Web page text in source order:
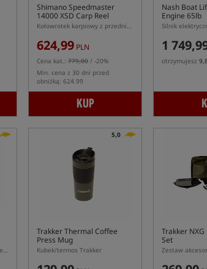
Shimano Speedmaster
14000 XSD Carp Reel
Kołowrotek karpiowy z przednim hamulcem
624,99 PLN
Cena kat.: 779,00 / -20%
Min. cena z 30 dni przed
obniżką: 624.99
KUP
Nash Boat
Engine 65lb
Silnik
1
otrzymujesz
Pudełko na akcesoria Fox w wersji Large z dodatkowymi pudełkami wewnętrznymi
5,0
Trakker Thermal Coffee
Press Mug
Kubek/termos Trakker
Trakker
Set